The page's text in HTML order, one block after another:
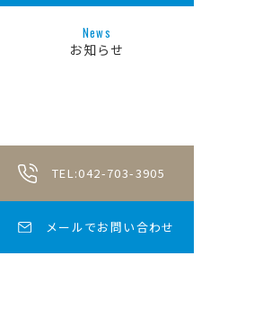
News
お知らせ
TEL:042-703-3905
メールでお問い合わせ